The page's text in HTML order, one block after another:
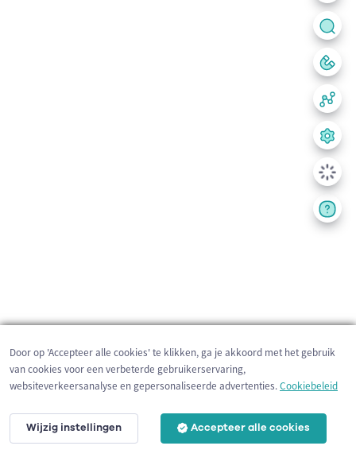
200 m
Door op 'Accepteer alle cookies' te klikken, ga je akkoord met het gebruik
van cookies voor een verbeterde gebruikerservaring,
websiteverkeersanalyse en gepersonaliseerde advertenties.Cookiebeleid
Wijzig instellingen Accepteer alle cookies